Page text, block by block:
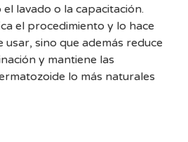
el lavado o la capacitación.
el procedimiento y lo hace
usar, sino que además reduce
y mantiene las
lo más naturales